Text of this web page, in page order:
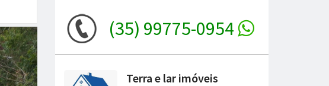
Próxima (35) 99775-0954
Terra e lar imóveis